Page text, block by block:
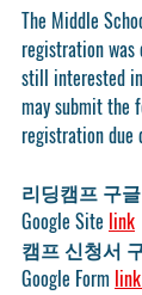
The Middle
registration was
still interested
may submit the
registration due
리딩캠프 구
Google Site link
캠프 신청서
Google Form link